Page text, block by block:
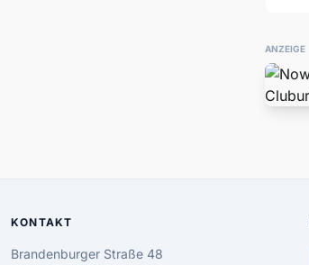
ANZEIGE
KONTAKT
Brandenburger Straße 48